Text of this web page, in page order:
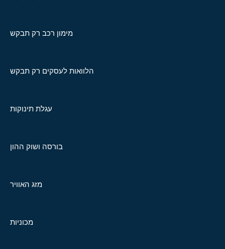
מימון רכב רק תבקש
הלוואות לעסקים רק תבקש
עגלת תינוקות
בורסה ושוק ההון
מזג האוויר
מכוניות